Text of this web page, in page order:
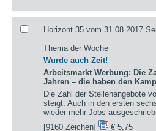
Horizont 35 vom 31.08.2017
Thema der Woche
Wurde auch Zeit!
Arbeitsmarkt Werbung: Die
Jahren – die haben den
Die Zahl der Stellenangebote
steigt. Auch in den ersten
wieder mehr Jobs
[9160 Zeichen]
€ 5,75